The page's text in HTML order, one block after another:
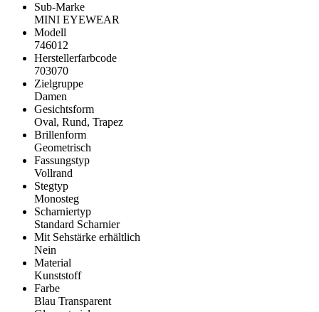
Sub-Marke
MINI EYEWEAR
Modell
746012
Herstellerfarbcode
703070
Zielgruppe
Damen
Gesichtsform
Oval, Rund, Trapez
Brillenform
Geometrisch
Fassungstyp
Vollrand
Stegtyp
Monosteg
Scharniertyp
Standard Scharnier
Mit Sehstärke erhältlich
Nein
Material
Kunststoff
Farbe
Blau Transparent